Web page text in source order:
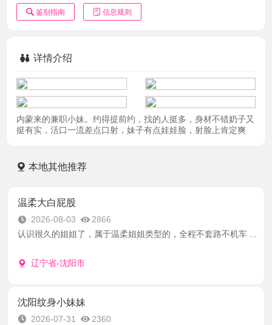
鉴别指南 信息规则
详情介绍
内蒙来的兼职小妹。约得提前约，找的人挺多，身材不错奶子又
挺有实，活口一流差点口射，妹子有点娃娃脸，射脸上肯定爽
本地其他推荐
温柔大白屁股
2026-08-03
2866
认识很久的姐姐了，属于温柔姐姐类型的，全程不套路不机车 ...
辽宁省-沈阳市
沈阳纹身小妹妹
2026-07-31
2360